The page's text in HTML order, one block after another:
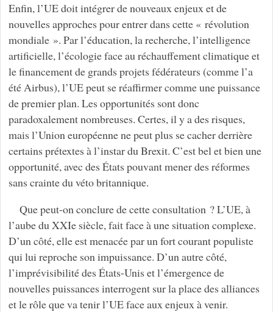
Enfin, l’UE doit intégrer de nouveaux enjeux et de
nouvelles approches pour entrer dans cette « révolution
mondiale ». Par l’éducation, la recherche, l’intelligence
artificielle, l’écologie face au réchauffement climatique et
le financement de grands projets fédérateurs (comme l’a
été Airbus), l’UE peut se réaffirmer comme une puissance
de premier plan. Les opportunités sont donc
paradoxalement nombreuses. Certes, il y a des risques,
mais l’Union européenne ne peut plus se cacher derrière
certains prétextes à l’instar du Brexit. C’est bel et bien une
opportunité, avec des États pouvant mener des réformes
sans crainte du véto britannique.
Que peut-on conclure de cette consultation ? L’UE, à
l’aube du XXIe siècle, fait face à une situation complexe.
D’un côté, elle est menacée par un fort courant populiste
qui lui reproche son impuissance. D’un autre côté,
l’imprévisibilité des États-Unis et l’émergence de
nouvelles puissances interrogent sur la place des alliances
et le rôle que va tenir l’UE face aux enjeux à venir.